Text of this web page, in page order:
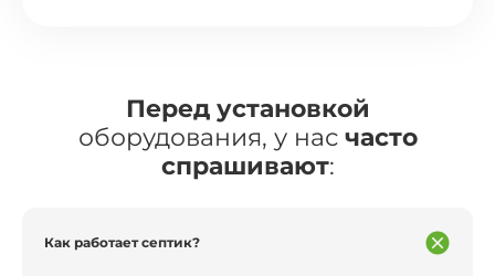
Перед установкой
оборудования, у нас часто
спрашивают:
Как работает септик?